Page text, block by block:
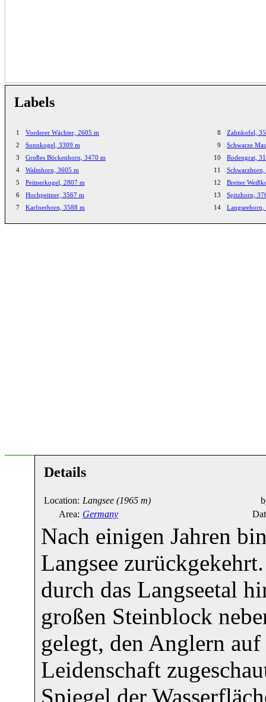
Labels
1
Vorderer Wächter, 2605 m
2
Sonnkogel, 3309 m
3
Großes Böckenhorn, 3470 m
4
Walmhorn, 3605 m
5
Peitnerkogel, 2807 m
6
Hochpeitner, 3567 m
7
Karfnerhorn, 3588 m
8
Zahnkofel,
9
Schwarze
10
Rodengrat,
11
12
Breiter
13
Spitzhorn,
14
Details
Location: Langsee (1965 m)
Area: Germany
Nach einigen Jahren
Langsee
durch das Langseetal
großen Steinblock
gelegt, den Anglern
Leidenschaft
Spiegel der